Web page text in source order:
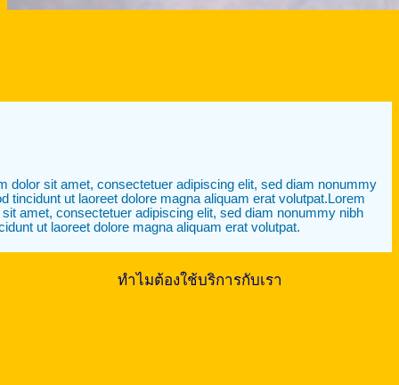
dolor sit amet, consectetuer adipiscing elit, sed diam nonummy
tincidunt ut laoreet dolore magna aliquam erat volutpat.Lorem
amet, consectetuer adipiscing elit, sed diam nonummy nibh
ut laoreet dolore magna aliquam erat volutpat.
ทำไมต้องใช้บริการกับเรา